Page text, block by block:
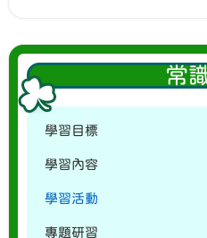
常
學習目標
學習內容
學習活動
專題研習